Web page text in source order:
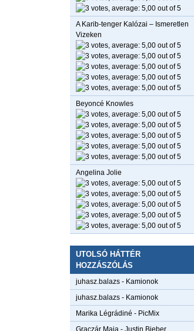
A Karib-tenger Kalózai – Ismeretlen
Vizeken
Beyoncé Knowles
Angelina Jolie
UTOLSÓ HÁTTÉR
HOZZÁSZÓLÁS
juhasz.balazs - Kamionok
juhasz.balazs - Kamionok
Marika Légrádiné - PicMix
Graczár Maja - Justin Bieber